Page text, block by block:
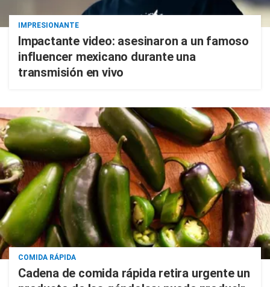
IMPRESIONANTE
Impactante video: asesinaron a un famoso
influencer mexicano durante una
transmisión en vivo
COMIDA RÁPIDA
Cadena de comida rápida retira urgente un